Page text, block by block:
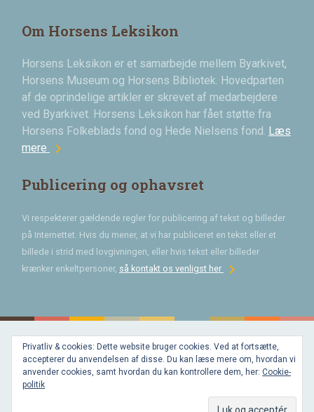
Om Horsens Leksikon
Horsens Leksikon er et samarbejde mellem Byarkivet,
Horsens Museum og Horsens Bibliotek. Hovedparten
af de oprindelige artikler er skrevet af medarbejdere
ved Byarkivet. Horsens Leksikon har fået støtte fra
Horsens Folkeblads fond og Hede Nielsens fond. Læs
mere chevron_right
Publicering og ophavsret
Vi respekterer gældende regler for publicering af tekst og billeder
på Internettet. Hvis du mener, at vi har publiceret en tekst eller et
billede i strid med lovgivningen, eller hvis tekst eller billeder
krænker enkeltpersoner, så kontakt os venligst herchevron_right
Bygget med
WordPressog
favoriteaf
Privatliv & cookies: Dette website bruger cookies. Ved at fortsætte,
accepterer du anvendelsen af disse. Du kan læse mere om, hvordan vi
anvender cookies, samt hvordan du kan kontrollere dem, her: Cookie-
politik